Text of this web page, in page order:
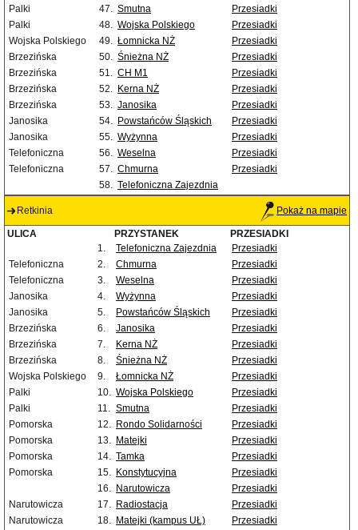
Palki
47. Smutna
Przesiadki
Palki
48. Wojska Polskiego
Przesiadki
Wojska Polskiego
49. Łomnicka NŻ
Przesiadki
Brzezińska
50. Śnieżna NŻ
Przesiadki
Brzezińska
51. CH M1
Przesiadki
Brzezińska
52. Kerna NŻ
Przesiadki
Brzezińska
53. Janosika
Przesiadki
Janosika
54. Powstańców Śląskich
Przesiadki
Janosika
55. Wyżynna
Przesiadki
Telefoniczna
56. Weselna
Przesiadki
Telefoniczna
57. Chmurna
Przesiadki
58. Telefoniczna Zajezdnia
Retkinia Pokaż na mapie
ULICA PRZYSTANEK
PRZESIADKI
1.
Telefoniczna Zajezdnia
Przesiadki
Telefoniczna
2. Chmurna
Przesiadki
Telefoniczna
3. Weselna
Przesiadki
Janosika
4. Wyżynna
Przesiadki
Janosika
5. Powstańców Śląskich
Przesiadki
Brzezińska
6. Janosika
Przesiadki
Brzezińska
7. Kerna NŻ
Przesiadki
Brzezińska
8. Śnieżna NŻ
Przesiadki
Wojska Polskiego
9. Łomnicka NŻ
Przesiadki
Palki
10. Wojska Polskiego
Przesiadki
Palki
11. Smutna
Przesiadki
Pomorska
12. Rondo Solidarności
Przesiadki
Pomorska
13. Matejki
Przesiadki
Pomorska
14. Tamka
Przesiadki
Pomorska
15. Konstytucyjna
Przesiadki
16. Narutowicza
Przesiadki
Narutowicza
17. Radiostacja
Przesiadki
Narutowicza
18. Matejki (kampus UŁ)
Przesiadki